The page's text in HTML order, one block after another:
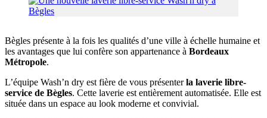
Bègles présente à la fois les qualités d’une ville à échelle humaine et
les avantages que lui confère son appartenance à Bordeaux
Métropole.
L’équipe Wash’n dry est fière de vous présenterla laverie libre-
service de Bègles. Cette laverie est entièrement automatisée. Elle est
située dans un espace au look moderne et convivial.